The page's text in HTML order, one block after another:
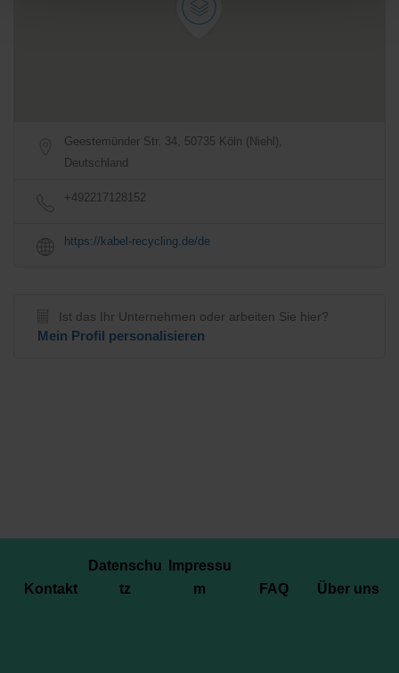
Geestemünder Str. 34, 50735 Köln (Niehl),
Deutschland
+492217128152
https://kabel-recycling.de/de
Ist das Ihr Unternehmen oder arbeiten Sie hier?
Mein Profil personalisieren
Kontakt
Datenschu
tz
Impressu
m
FAQ Über uns